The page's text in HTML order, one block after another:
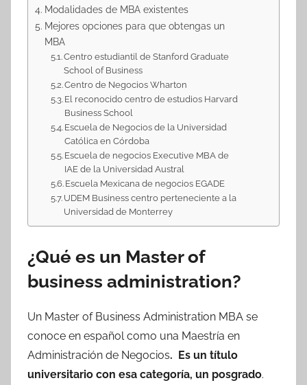
Modalidades de MBA existentes
Mejores opciones para que obtengas un
MBA
Centro estudiantil de Stanford Graduate
School of Business
Centro de Negocios Wharton
El reconocido centro de estudios Harvard
Business School
Escuela de Negocios de la Universidad
Católica en Córdoba
Escuela de negocios Executive MBA de
IAE de la Universidad Austral
Escuela Mexicana de negocios EGADE
UDEM Business centro perteneciente a la
Universidad de Monterrey
¿Qué es un Master of
business administration?
Un Master of Business Administration MBA se
conoce en español como una Maestría en
Administración de Negocios. Es un título
universitario con esa categoría, un posgrado.